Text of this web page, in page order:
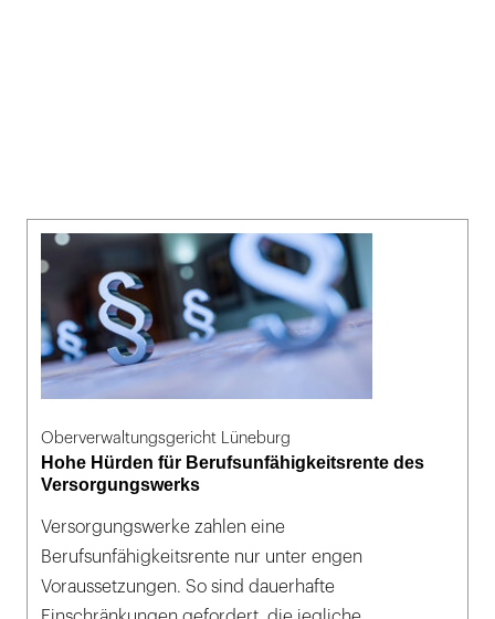
Oberverwaltungsgericht Lüneburg
Hohe Hürden für Berufsunfähigkeitsrente des
Versorgungswerks
Versorgungswerke zahlen eine
Berufsunfähigkeitsrente nur unter engen
Voraussetzungen. So sind dauerhafte